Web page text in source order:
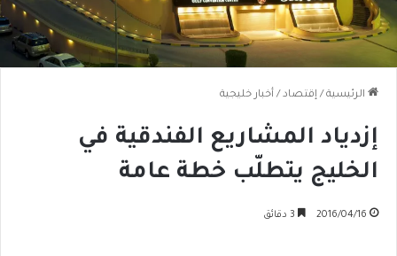
الرئيسية / إقتصاد / أخبار خليجية
إزدياد المشاريع الفندقية في
الخليج يتطلّب خطة عامة
2016/04/16